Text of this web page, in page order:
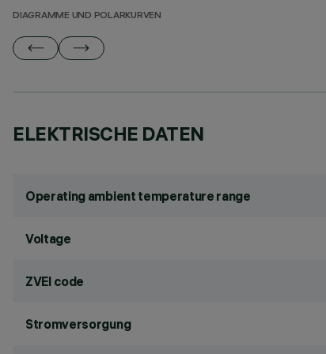
DIAGRAMME UND POLARKURVEN
ELEKTRISCHE DATEN
Operating ambient temperature range
Voltage
ZVEI code
Stromversorgung